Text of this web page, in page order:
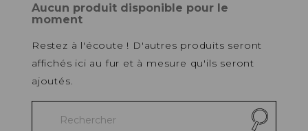
Aucun produit disponible pour le
moment
Restez à l'écoute ! D'autres produits seront
affichés ici au fur et à mesure qu'ils seront
ajoutés.